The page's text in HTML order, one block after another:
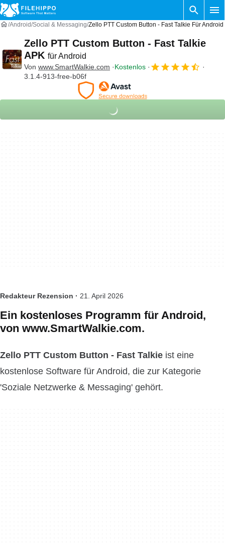
Android Social & Messaging Zello PTT Custom Button - Fast Talkie Für Android
Zello PTT Custom Button - Fast Talkie
APK für Android
Von www.SmartWalkie.com
Kostenlos
3.1.4-913-free-b06f
Redakteur Rezension · 21. April 2026
Ein kostenloses Programm für Android,
von www.SmartWalkie.com.
Zello PTT Custom Button - Fast Talkie ist eine
kostenlose Software für Android, die zur Kategorie
'Soziale Netzwerke & Messaging' gehört.